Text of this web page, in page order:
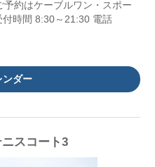
約はケーブルワン・スポー
時間 8:30～21:30 電話
ンダー
スコート3